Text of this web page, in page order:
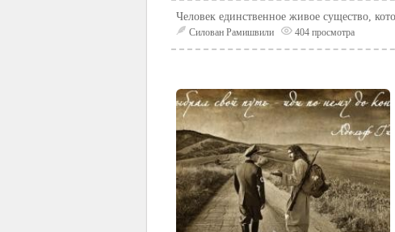
Человек единственное живое существо,
Силован Рамишвили 404 просмотра